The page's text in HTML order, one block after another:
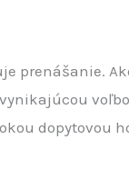
prenášanie.
dopytovou